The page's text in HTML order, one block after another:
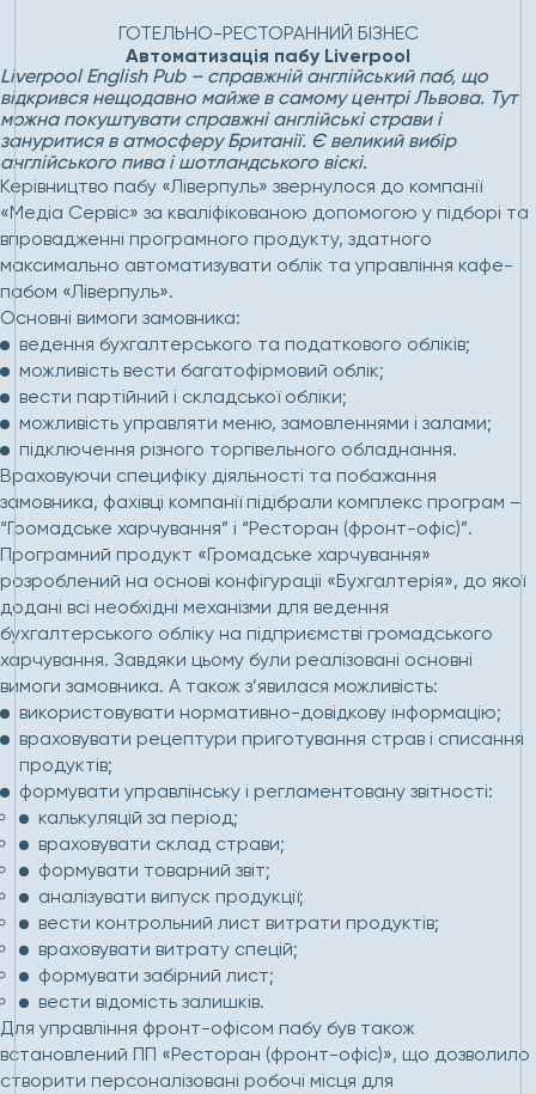
Автоматизація пабу Liverpool
ГОТЕЛЬНО-РЕСТОРАННИЙ БІЗНЕС
Liverpool English Pub – справжній англійський паб, що
відкрився нещодавно майже в самому центрі Львова. Тут
можна покуштувати справжні англійські страви і
зануритися в атмосферу Британії. Є великий вибір
англійського пива і шотландського віскі.
Керівництво пабу «Ліверпуль» звернулося до компанії
«Медіа Сервіс» за кваліфікованою допомогою у підборі та
впровадженні програмного продукту, здатного
максимально автоматизувати облік та управління кафе-
пабом «Ліверпуль».
Основні вимоги замовника:
ведення бухгалтерського та податкового обліків;
можливість вести багатофірмовий облік;
вести партійний і складської обліки;
можливість управляти меню, замовленнями і залами;
підключення різного торгівельного обладнання.
Враховуючи специфіку діяльності та побажання
замовника, фахівці компанії підібрали комплекс програм –
“Громадське харчування” і “Ресторан (фронт-офіс)”.
Програмний продукт «Громадське харчування»
розроблений на основі конфігураціі «Бухгалтерія», до якої
додані всі необхідні механізми для ведення
бухгалтерського обліку на підприємстві громадського
харчування. Завдяки цьому були реалізовані основні
вимоги замовника. А також з’явилася можливість:
використовувати нормативно-довідкову інформацію;
враховувати рецептури приготування страв і списання
продуктів;
формувати управлінську і регламентовану звітності:
калькуляцій за період;
враховувати склад страви;
формувати товарний звіт;
аналізувати випуск продукції;
вести контрольний лист витрати продуктів;
враховувати витрату спецій;
формувати забірний лист;
вести відомість залишків.
Для управління фронт-офісом пабу був також
встановлений ПП «Ресторан (фронт-офіс)», що дозволило
створити персоналізовані робочі місця для